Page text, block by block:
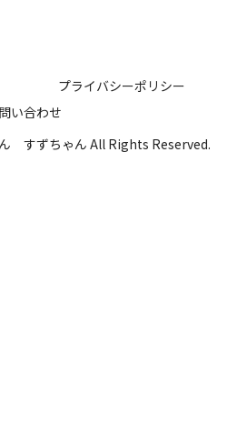
プライバシーポリシー
い合わせ
すずちゃん All Rights Reserved.